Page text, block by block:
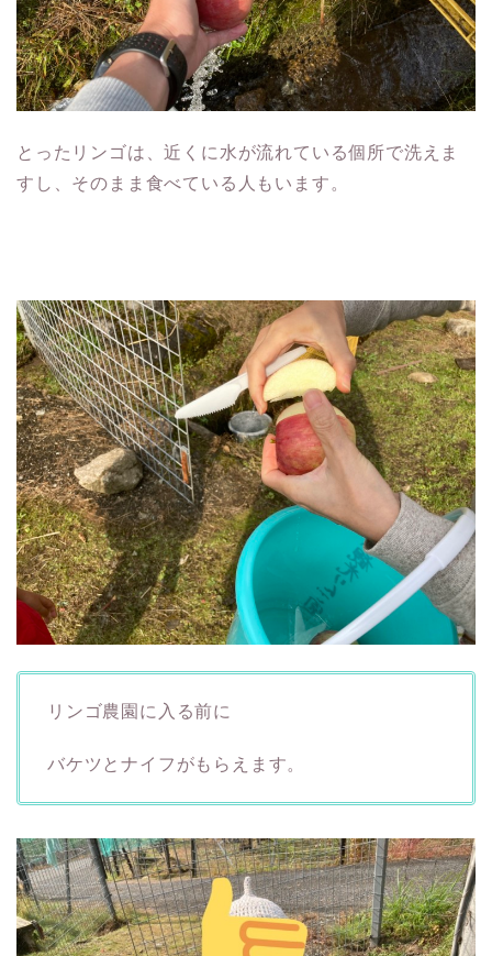
とったリンゴは、近くに水が流れている個所で洗えま
すし、そのまま食べている人もいます。
リンゴ農園に入る前に
バケツとナイフがもらえます。